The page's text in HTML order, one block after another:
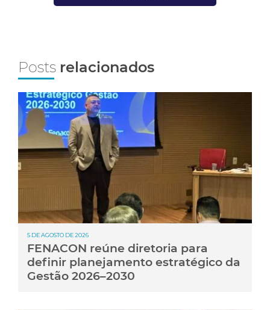
Posts relacionados
5 DE AGOSTO DE 2026
FENACON reúne diretoria para
definir planejamento estratégico da
Gestão 2026–2030